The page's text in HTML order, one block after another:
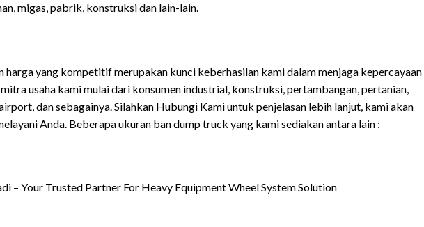
migas, pabrik, konstruksi dan lain-lain.
harga yang kompetitif merupakan kunci keberhasilan kami dalam menjaga kepercayaan
usaha kami mulai dari konsumen industrial, konstruksi, pertambangan, pertanian,
dan sebagainya. Silahkan Hubungi Kami untuk penjelasan lebih lanjut, kami akan
Anda. Beberapa ukuran ban dump truck yang kami sediakan antara lain :
– Your Trusted Partner For Heavy Equipment Wheel System Solution